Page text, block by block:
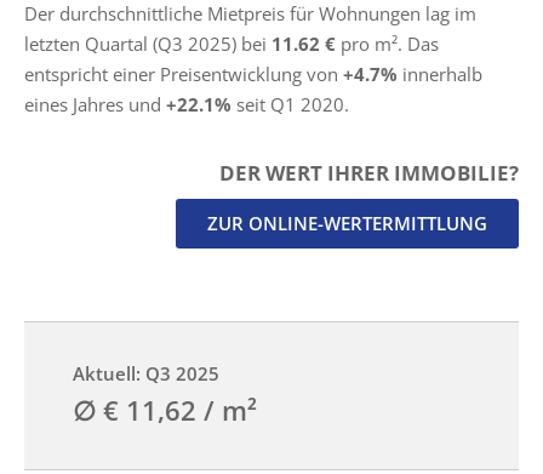
Der durchschnittliche Mietpreis für Wohnungen lag im
letzten Quartal (Q3 2025) bei 11.62 € pro m². Das
entspricht einer Preisentwicklung von +4.7% innerhalb
eines Jahres und +22.1% seit Q1 2020.
DER WERT IHRER IMMOBILIE?
ZUR ONLINE-WERTERMITTLUNG
Aktuell: Q3 2025
∅ € 11,62 / m²